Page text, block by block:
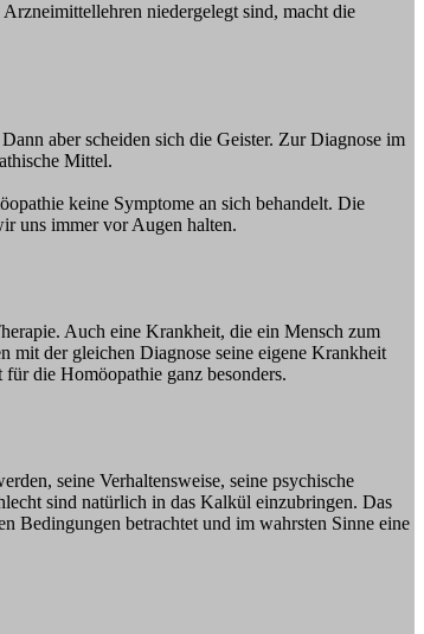
niedergelegt sind, macht die
aber scheiden sich die Geister. Zur Diagnose im
Mittel.
keine Symptome an sich behandelt. Die
uns immer vor Augen halten.
Auch eine Krankheit, die ein Mensch zum
mit der gleichen Diagnose seine eigene Krankheit
die Homöopathie ganz besonders.
seine Verhaltensweise, seine psychische
sind natürlich in das Kalkül einzubringen. Das
Bedingungen betrachtet und im wahrsten Sinne eine